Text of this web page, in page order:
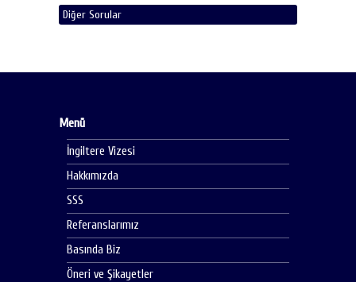
Diğer Sorular
Menü
İngiltere Vizesi
Hakkımızda
SSS
Referanslarımız
Basında Biz
Öneri ve Şikayetler